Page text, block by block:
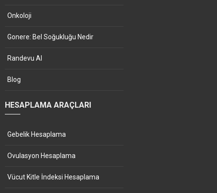
Onkoloji
Gonere: Bel Soğukluğu Nedir
Randevu Al
Blog
HESAPLAMA ARAÇLARI
Gebelik Hesaplama
Ovulasyon Hesaplama
Vücut Kitle İndeksi Hesaplama